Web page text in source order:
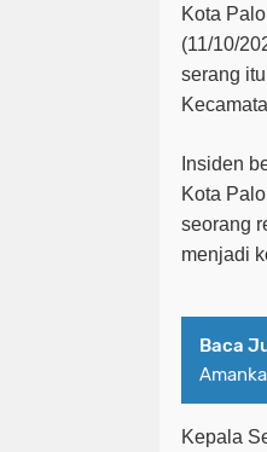
Kota
(11/10/
serang
Insiden
Kota
seorang
menjadi
Baca
Kepala